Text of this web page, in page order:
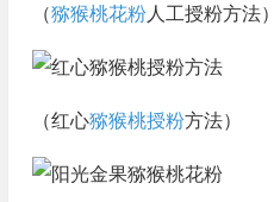
（猕猴桃花粉人工授粉方法）
（红心猕猴桃授粉方法）